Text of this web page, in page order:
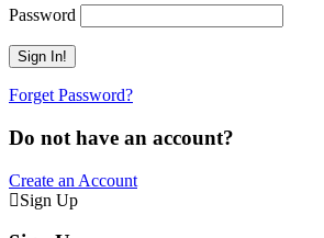
Password
Forget Password?
Do not have an account?
Create an Account
Sign Up